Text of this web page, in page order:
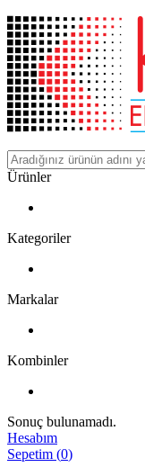
Ürünler
Kategoriler
Markalar
Kombinler
Sonuç bulunamadı.
Hesabım
Sepetim (0)